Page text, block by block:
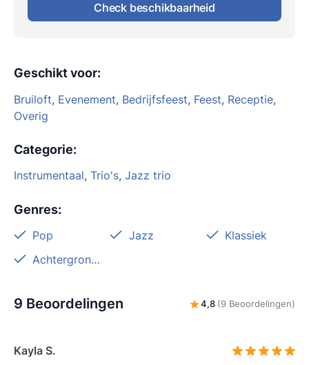
Check beschikbaarheid
Geschikt voor:
Bruiloft, Evenement, Bedrijfsfeest, Feest, Receptie,
Overig
Categorie:
Instrumentaal, Trio's, Jazz trio
Genres:
Pop Jazz
Klassiek
Achtergrondmuziek
9 Beoordelingen 4,8 (9 Beoordelingen)
Kayla S.